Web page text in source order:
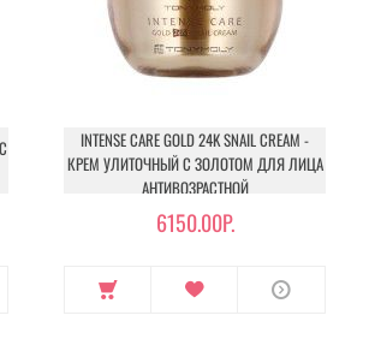
INTENSE CARE GOLD 24K SNAIL CREAM -
КРЕМ УЛИТОЧНЫЙ С ЗОЛОТОМ ДЛЯ ЛИЦА
АНТИВОЗРАСТНОЙ
6150.00Р.